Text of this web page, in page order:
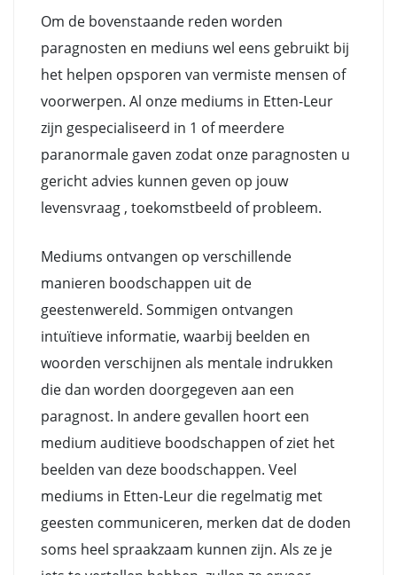
Om de bovenstaande reden worden
paragnosten en mediuns wel eens gebruikt bij
het helpen opsporen van vermiste mensen of
voorwerpen. Al onze mediums in Etten-Leur
zijn gespecialiseerd in 1 of meerdere
paranormale gaven zodat onze paragnosten u
gericht advies kunnen geven op jouw
levensvraag , toekomstbeeld of probleem.
Mediums ontvangen op verschillende
manieren boodschappen uit de
geestenwereld. Sommigen ontvangen
intuïtieve informatie, waarbij beelden en
woorden verschijnen als mentale indrukken
die dan worden doorgegeven aan een
paragnost. In andere gevallen hoort een
medium auditieve boodschappen of ziet het
beelden van deze boodschappen. Veel
mediums in Etten-Leur die regelmatig met
geesten communiceren, merken dat de doden
soms heel spraakzaam kunnen zijn. Als ze je